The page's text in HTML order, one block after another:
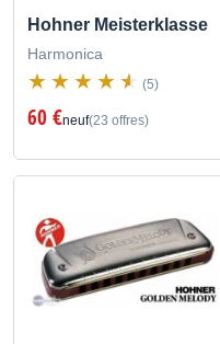
Hohner Meisterklasse
Harmonica
(5)
60 €neuf(23 offres)